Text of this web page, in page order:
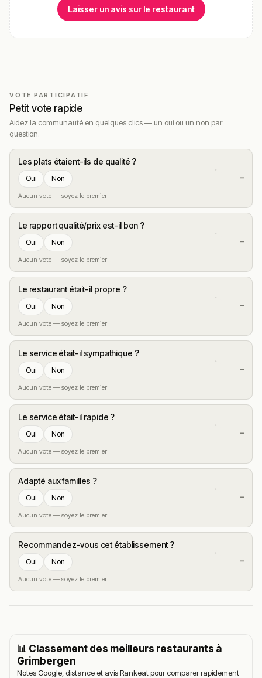
Laisser un avis sur le restaurant
VOTE PARTICIPATIF
Petit vote rapide
Aidez la communauté en quelques clics — un oui ou un non par
question.
Les plats étaient-ils de qualité ?
Oui Non
Aucun vote — soyez le premier
—
Le rapport qualité/prix est-il bon ?
Oui Non
Aucun vote — soyez le premier
—
Le restaurant était-il propre ?
Oui Non
Aucun vote — soyez le premier
—
Le service était-il sympathique ?
Oui Non
Aucun vote — soyez le premier
—
Le service était-il rapide ?
Oui Non
Aucun vote — soyez le premier
—
Adapté aux familles ?
Oui Non
Aucun vote — soyez le premier
—
Recommandez-vous cet établissement ?
Oui Non
Aucun vote — soyez le premier
—
📊 Classement des meilleurs restaurants à
Grimbergen
Notes Google, distance et avis Rankeat pour comparer rapidement